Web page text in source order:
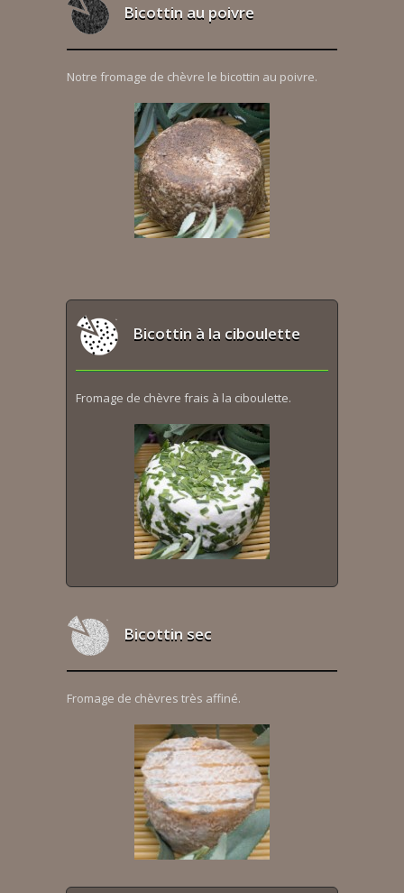
Bicottin au poivre
Notre fromage de chèvre le bicottin au poivre.
Bicottin à la ciboulette
Fromage de chèvre frais à la ciboulette.
Bicottin sec
Fromage de chèvres très affiné.